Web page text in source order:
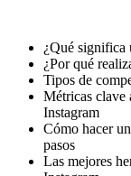
¿Qué significa
¿Por qué
Tipos de
Métricas clave
Instagram
Cómo hacer
pasos
Las mejores